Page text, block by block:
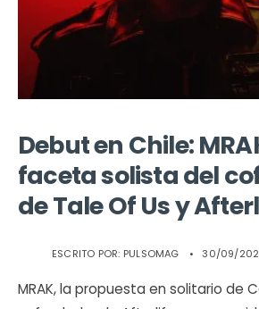
Debut en Chile:
faceta solista del
de Tale Of Us y
ESCRITO POR: PULSOMAG • 30/09/
MRAK, la propuesta en solitario de